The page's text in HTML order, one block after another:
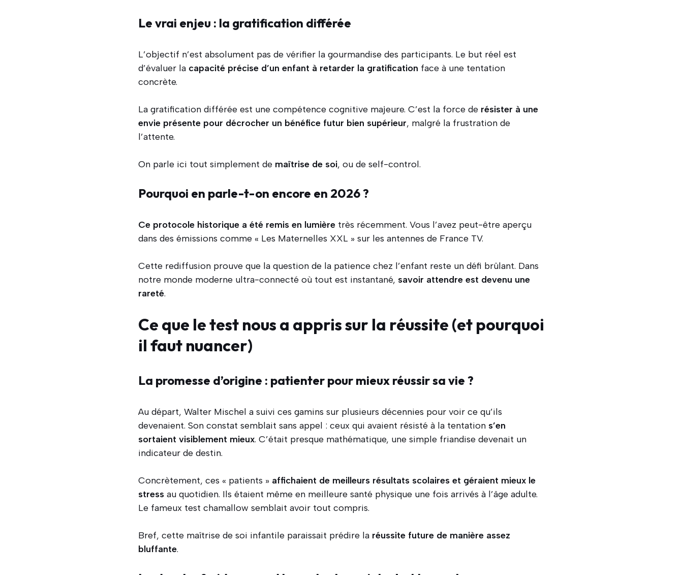
Le vrai enjeu : la gratification différée
L’objectif n’est absolument pas de vérifier la gourmandise des participants. Le but réel est
d’évaluer la capacité précise d’un enfant à retarder la gratification face à une tentation
concrète.
La gratification différée est une compétence cognitive majeure. C’est la force de résister à une
envie présente pour décrocher un bénéfice futur bien supérieur, malgré la frustration de
l’attente.
On parle ici tout simplement de maîtrise de soi, ou de self-control.
Pourquoi en parle-t-on encore en 2026 ?
Ce protocole historique a été remis en lumière très récemment. Vous l’avez peut-être aperçu
dans des émissions comme « Les Maternelles XXL » sur les antennes de France TV.
Cette rediffusion prouve que la question de la patience chez l’enfant reste un défi brûlant. Dans
notre monde moderne ultra-connecté où tout est instantané, savoir attendre est devenu une
rareté.
Ce que le test nous a appris sur la réussite (et pourquoi
il faut nuancer)
La promesse d’origine : patienter pour mieux réussir sa vie ?
Au départ, Walter Mischel a suivi ces gamins sur plusieurs décennies pour voir ce qu’ils
devenaient. Son constat semblait sans appel : ceux qui avaient résisté à la tentation s’en
sortaient visiblement mieux. C’était presque mathématique, une simple friandise devenait un
indicateur de destin.
Concrètement, ces « patients » affichaient de meilleurs résultats scolaires et géraient mieux le
stress au quotidien. Ils étaient même en meilleure santé physique une fois arrivés à l’âge adulte.
Le fameux test chamallow semblait avoir tout compris.
Bref, cette maîtrise de soi infantile paraissait prédire la réussite future de manière assez
bluffante.